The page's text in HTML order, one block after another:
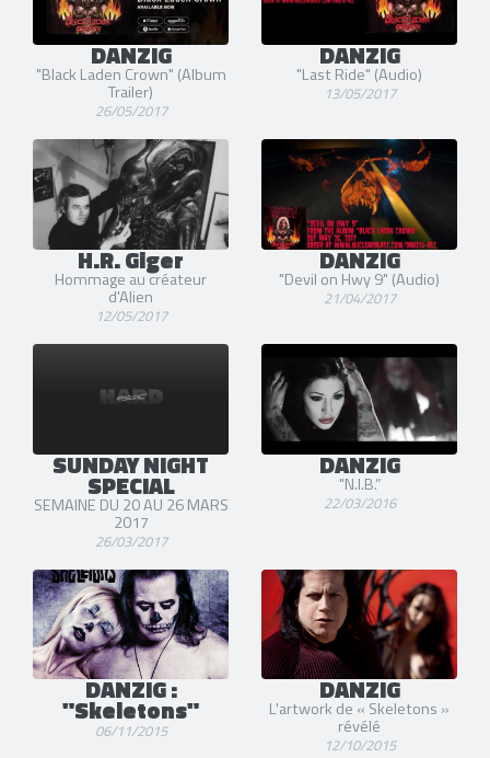
DANZIG
"Black Laden Crown" (Album
Trailer)
26/05/2017
DANZIG
"Last Ride" (Audio)
13/05/2017
H.R. Giger
Hommage au créateur
d'Alien
12/05/2017
DANZIG
"Devil on Hwy 9" (Audio)
21/04/2017
SUNDAY NIGHT
SPECIAL
SEMAINE DU 20 AU 26 MARS
2017
26/03/2017
DANZIG
"N.I.B.”
22/03/2016
DANZIG :
"Skeletons"
06/11/2015
DANZIG
L'artwork de « Skeletons »
révélé
12/10/2015